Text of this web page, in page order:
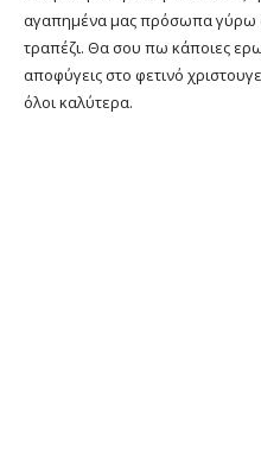
αγαπημένα μας πρόσωπα γύρω
τραπέζι. Θα σου πω κάποιες
αποφύγεις στο φετινό
όλοι καλύτερα.